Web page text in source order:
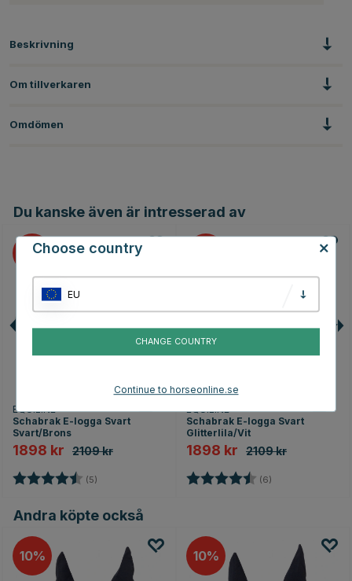
Beskrivning
Om tillverkaren
Omdömen
Du kanske även är intresserad av
EQUILINE
Schabrak E-logga Svart
Svart/Brons
1898 kr 2109 kr
Betyg: (5)
EQUILINE
Schabrak E-logga Svart
Glitterlila/Vit
1898 kr 2109 kr
Betyg: (6)
Andra köpte också
10 10
Choose country
EU
CHANGE COUNTRY
Continue to horseonline.se